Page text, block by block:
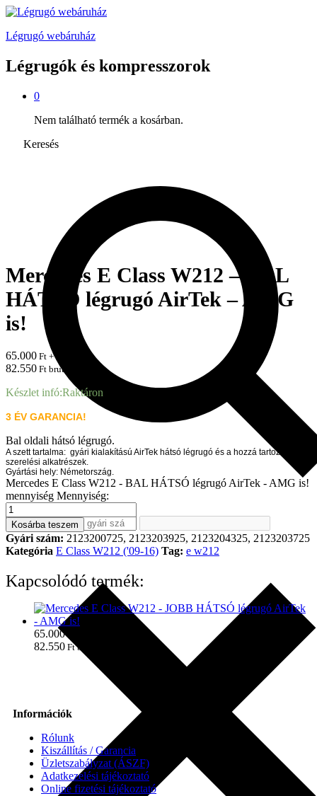
Légrugó webáruház
Légrugók és kompresszorok
0
Nem található termék a kosárban.
Keresés
Mercedes E Class W212 – BAL
HÁTSÓ légrugó AirTek – AMG
is!
65.000 Ft + ÁFA
82.550 Ft brutto
Készlet infó:Raktáron
3 ÉV GARANCIA!
Bal oldali hátsó légrugó.
A szett tartalma: gyári kialakítású AirTek hátsó légrugó és a hozzá tartozó
szerelési alkatrészek.
Gyártási hely: Németország.
Mercedes E Class W212 - BAL HÁTSÓ légrugó AirTek - AMG is!
mennyiség Mennyiség:
Kosárba teszem
Gyári szám: 2123200725, 2123203925, 2123204325, 2123203725
Kategória E Class W212 ('09-16) Tag: e w212
Kapcsolódó termék:
65.000Ft + ÁFA
82.550 Ft brutto
Információk
Rólunk
Kiszállítás / Garancia
Üzletszabályzat (ÁSZF)
Adatkezelési tájékoztató
Online fizetési tájékoztató